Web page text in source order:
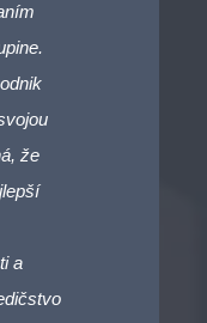
že
a